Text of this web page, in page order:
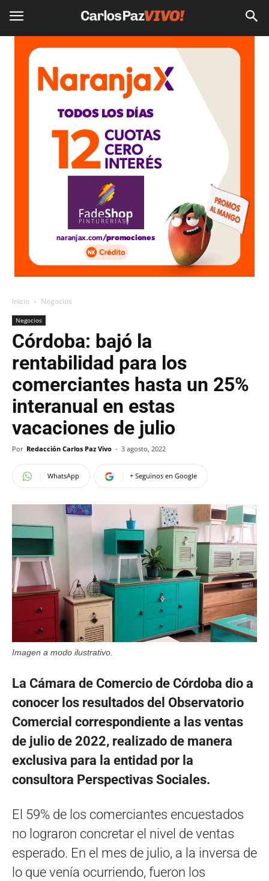
Inicio Negocios
Negocios
Córdoba: bajó la
rentabilidad para los
comerciantes hasta un 25%
interanual en estas
vacaciones de julio
Por Redacción Carlos Paz Vivo - 3 agosto, 2022
WhatsApp + Seguinos en Google
Imagen a modo ilustrativo.
La Cámara de Comercio de Córdoba dio a
conocer los resultados del Observatorio
Comercial correspondiente a las ventas
de julio de 2022, realizado de manera
exclusiva para la entidad por la
consultora Perspectivas Sociales.
El 59% de los comerciantes encuestados
no lograron concretar el nivel de ventas
esperado. En el mes de julio, a la inversa de
lo que venía ocurriendo, fueron los